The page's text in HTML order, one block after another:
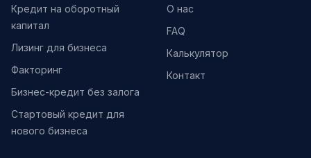
Кредит на оборотный
капитал
Лизинг для бизнеса
Факторинг
Бизнес-кредит без залога
Стартовый кредит для
нового бизнеса
О нас
FAQ
Калькулятор
Контакт